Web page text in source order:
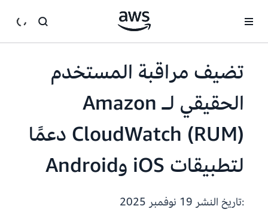
تضيف مراقبة المستخدم
الحقيقي لـ Amazon
CloudWatch (RUM) دعمًا
لتطبيقات iOS وAndroid
:تاريخ النشر